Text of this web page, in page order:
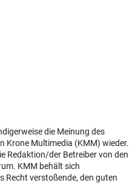
die Meinung des
Krone Multimedia (KMM) wieder.
Redaktion/der Betreiber von den
KMM behält sich
Recht verstoßende, den guten